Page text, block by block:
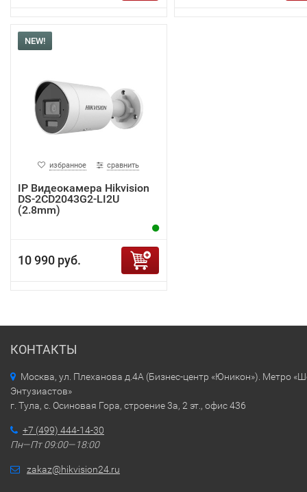
NEW!
избранное сравнить
IP Видеокамера Hikvision
DS-2CD2043G2-LI2U
(2.8mm)
10 990 руб.
КОНТАКТЫ
Москва, ул. Плеханова д.4А (Бизнес-центр «Юникон»). Метро
Энтузиастов»
г. Тула, с. Осиновая Гора, строение 3а, 2 эт., офис 436
+7 (499) 444-14-30
Пн—Пт 09:00—18:00
zakaz@hikvision24.ru